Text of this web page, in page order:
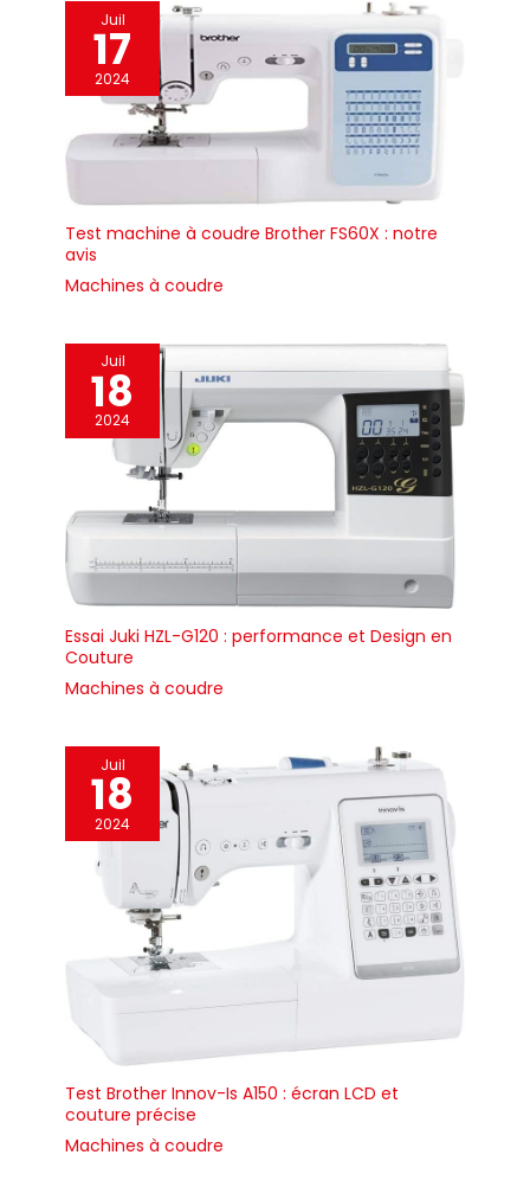
jambes des pantalons,
les poignets, les gants et
plus encore
pendant la couture
grâce à l'éclairage LED
intégré du plan de
Juil
17
2024
Test machine à coudre Brother FS60X : notre
avis
Machines à coudre
Juil
18
2024
Essai Juki HZL-G120 : performance et Design en
Couture
Machines à coudre
Juil
18
2024
Test Brother Innov-Is A150 : écran LCD et
couture précise
Machines à coudre